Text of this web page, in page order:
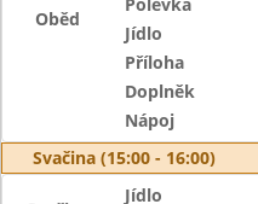
Oběd
Jídlo
Příloha
Doplněk
Nápoj
Svačina (15:00 - 16:00)
Jídlo